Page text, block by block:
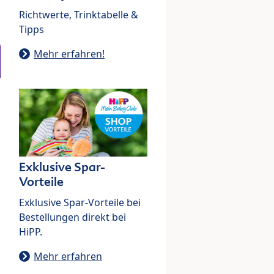
Richtwerte, Trinktabelle &
Tipps
Mehr erfahren!
Exklusive Spar-
Vorteile
Exklusive Spar-Vorteile bei
Bestellungen direkt bei
HiPP.
Mehr erfahren